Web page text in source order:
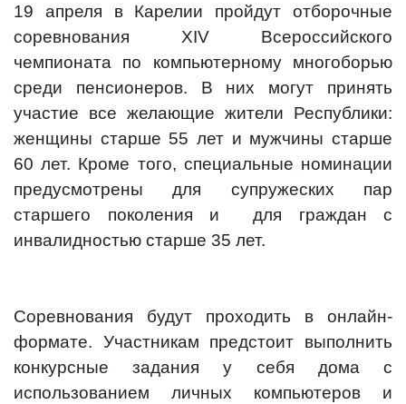
19 апреля в Карелии пройдут отборочные
соревнования XIV Всероссийского
чемпионата по компьютерному многоборью
среди пенсионеров. В них могут принять
участие все желающие жители Республики:
женщины старше 55 лет и мужчины старше
60 лет. Кроме того, специальные номинации
предусмотрены для супружеских пар
старшего поколения и для граждан с
инвалидностью старше 35 лет.
Соревнования будут проходить в онлайн-
формате. Участникам предстоит выполнить
конкурсные задания у себя дома с
использованием личных компьютеров и